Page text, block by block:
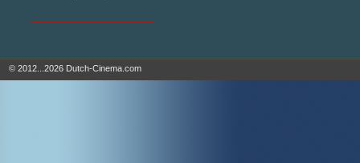
© 2012...2026 Dutch-Cinema.com